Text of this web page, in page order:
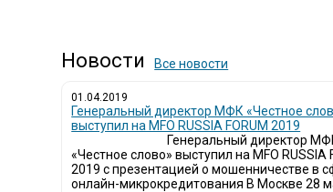
Новости Все новости
01.04.2019
Генеральный директор МФК «Честное
выступил на MFO RUSSIA FORUM 2019
Генеральный директор
«Честное слово» выступил на MFO RUSSIA
2019 с презентацией о мошенничестве в
онлайн-микрокредитования В Москве 28